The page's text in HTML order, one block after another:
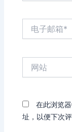
在此浏览
址，以便下次评